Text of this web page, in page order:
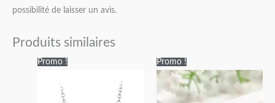
possibilité de laisser un avis.
Produits similaires
Promo !
Le
était :
39,95€.
Promo !
Le
prix
initial
était :
prix
actuel
est :
12,95€.